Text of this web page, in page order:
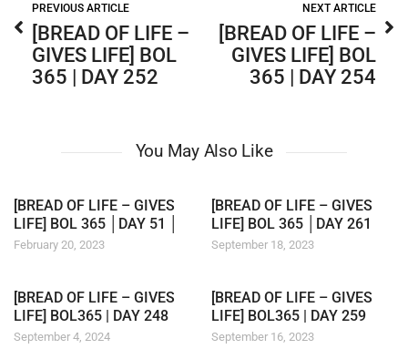
PREVIOUS ARTICLE
[BREAD OF LIFE –
GIVES LIFE] BOL
365 | DAY 252
NEXT ARTICLE
[BREAD OF LIFE –
GIVES LIFE] BOL
365 | DAY 254
You May Also Like
[BREAD OF LIFE – GIVES
LIFE] BOL 365 │DAY 51 │
February 20, 2023
[BREAD OF LIFE – GIVES
LIFE] BOL 365 │DAY 261
September 18, 2023
[BREAD OF LIFE – GIVES
LIFE] BOL365 | DAY 248
September 4, 2024
[BREAD OF LIFE – GIVES
LIFE] BOL365 | DAY 259
September 16, 2023